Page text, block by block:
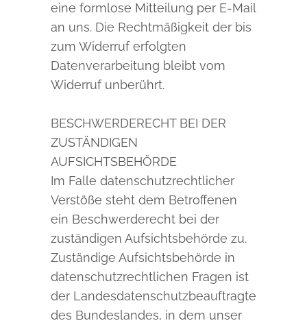
eine formlose Mitteilung per E-Mail
an uns. Die Rechtmäßigkeit der bis
zum Widerruf erfolgten
Datenverarbeitung bleibt vom
Widerruf unberührt.
BESCHWERDERECHT BEI DER
ZUSTÄNDIGEN
AUFSICHTSBEHÖRDE
Im Falle datenschutzrechtlicher
Verstöße steht dem Betroffenen
ein Beschwerderecht bei der
zuständigen Aufsichtsbehörde zu.
Zuständige Aufsichtsbehörde in
datenschutzrechtlichen Fragen ist
der Landesdatenschutzbeauftragte
des Bundeslandes, in dem unser